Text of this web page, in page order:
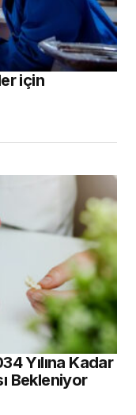
için
Yılına Kadar
Bekleniyor